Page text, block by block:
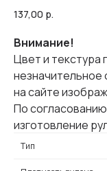
137,00 р.
Внимание!
Цвет и текстура
незначительное
на сайте
По
изготовление
Тип